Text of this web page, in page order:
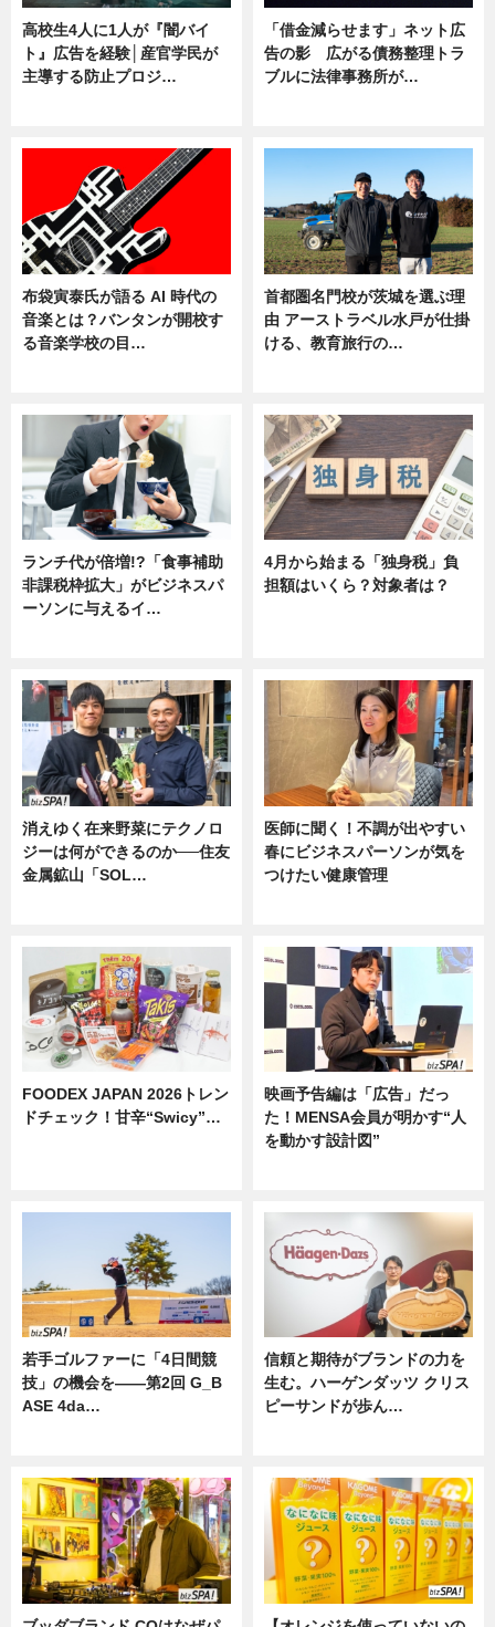
高校生4人に1人が『闇バイ
ト』広告を経験│産官学民が
主導する防止プロジ…
「借金減らせます」ネット広
告の影 広がる債務整理トラ
ブルに法律事務所が…
布袋寅泰氏が語る AI 時代の
音楽とは？バンタンが開校す
る音楽学校の目…
首都圏名門校が茨城を選ぶ理
由 アーストラベル水戸が仕掛
ける、教育旅行の…
ランチ代が倍増!?「食事補助
非課税枠拡大」がビジネスパ
ーソンに与えるイ…
4月から始まる「独身税」負
担額はいくら？対象者は？
消えゆく在来野菜にテクノロ
ジーは何ができるのか──住友
金属鉱山「SOL…
医師に聞く！不調が出やすい
春にビジネスパーソンが気を
つけたい健康管理
FOODEX JAPAN 2026トレン
ドチェック！甘辛“Swicy”…
映画予告編は「広告」だっ
た！MENSA会員が明かす“人
を動かす設計図”
若手ゴルファーに「4日間競
技」の機会を——第2回 G_B
ASE 4da…
信頼と期待がブランドの力を
生む。ハーゲンダッツ クリス
ピーサンドが歩ん…